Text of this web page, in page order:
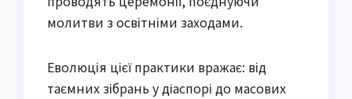
молитви з освітніми заходами.
Еволюція цієї практики вражає: від
таємних зібрань у діаспорі до масових